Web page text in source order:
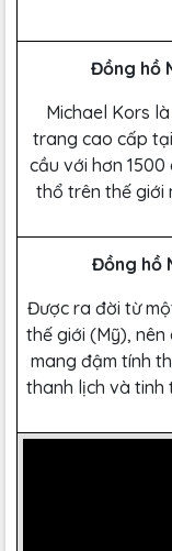
Đồng hồ
Michael Kors
trang cao cấp
cầu với hơn
thổ trên thế giới
Đồng hồ
Được ra đời từ
thế giới (Mỹ), nên
mang đậm tính
thanh lịch và tinh